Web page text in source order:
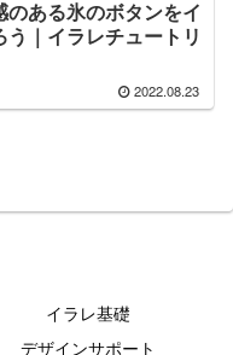
のある氷のボタンをイ
う｜イラレチュートリ
2022.08.23
イラレ基礎
デザインサポート